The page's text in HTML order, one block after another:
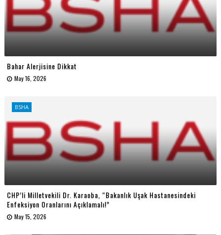
Bahar Alerjisine Dikkat
May 16, 2026
BSHA
CHP’li Milletvekili Dr. Karaoba, “Bakanlık Uşak Hastanesindeki
Enfeksiyon Oranlarını Açıklamalı!”
May 15, 2026